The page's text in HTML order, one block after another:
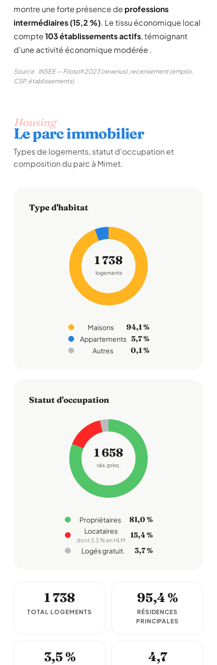
montre une forte présence de professions
intermédiaires (15,2 %). Le tissu économique local
compte103 établissements actifs, témoignant
d'une activité économique modérée .
Source : INSEE — Filosofi 2023 (revenus), recensement (emploi,
CSP, établissements)
Housing
Le parc immobilier
Types de logements, statut d'occupation et
composition du parc à Mimet.
Type d'habitat
1 738
logements
Maisons 94,1 %
Appartements 5,7 %
Autres 0,1 %
Statut d'occupation
1 658
rés. princ.
Propriétaires 81,0 %
Locataires
dont 3,3 % en HLM
15,4 %
Logés gratuit. 3,7 %
1 738
TOTAL LOGEMENTS
95,4 %
RÉSIDENCES
PRINCIPALES
3,5 % 4,7